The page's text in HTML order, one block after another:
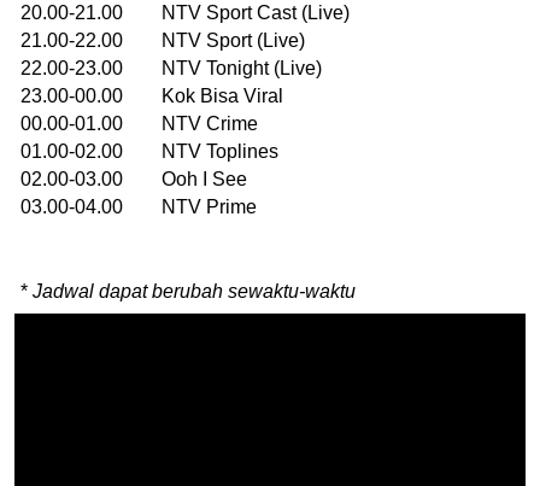
20.00-21.00 NTV Sport Cast (Live)
21.00-22.00 NTV Sport (Live)
22.00-23.00 NTV Tonight (Live)
23.00-00.00 Kok Bisa Viral
00.00-01.00 NTV Crime
01.00-02.00 NTV Toplines
02.00-03.00 Ooh I See
03.00-04.00 NTV Prime
* Jadwal dapat berubah sewaktu-waktu